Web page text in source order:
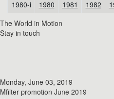
The World in Motion
Stay in touch
Monday, June 03, 2019
​Mfilter promotion June 2019